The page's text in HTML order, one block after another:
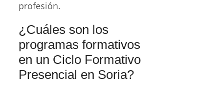
profesión.
¿Cuáles son los
programas formativos
en un Ciclo Formativo
Presencial en Soria?